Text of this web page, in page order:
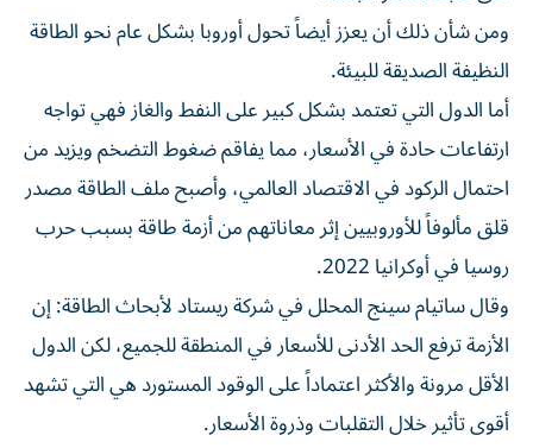
ومن شأن ذلك أن يعزز أيضاً تحول أوروبا بشكل عام نحو الطاقة
النظيفة الصديقة للبيئة.
أما الدول التي تعتمد بشكل كبير على النفط والغاز فهي تواجه
ارتفاعات حادة في الأسعار، مما يفاقم ضغوط التضخم ويزيد من
احتمال الركود في الاقتصاد العالمي، وأصبح ملف الطاقة مصدر
قلق مألوفاً للأوروبيين إثر معاناتهم من أزمة طاقة بسبب حرب
روسيا في أوكرانيا 2022.
وقال ساتيام سينج المحلل في شركة ريستاد لأبحاث الطاقة: إن
الأزمة ترفع الحد الأدنى للأسعار في ​المنطقة للجميع، لكن الدول
الأقل مرونة والأكثر اعتماداً على الوقود المستورد هي التي تشهد
أقوى تأثير خلال التقلبات وذروة ‌الأسعار.